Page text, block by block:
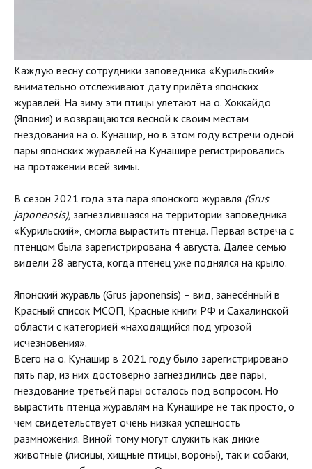
Каждую весну сотрудники заповедника «Курильский»
внимательно отслеживают дату прилёта японских
журавлей. На зиму эти птицы улетают на о. Хоккайдо
(Япония) и возвращаются весной к своим местам
гнездования на о. Кунашир, но в этом году встречи одной
пары японских журавлей на Кунашире регистрировались
на протяжении всей зимы.
В сезон 2021 года эта пара японского журавля (Grus
japonensis), загнездившаяся на территории заповедника
«Курильский», смогла вырастить птенца. Первая встреча с
птенцом была зарегистрирована 4 августа. Далее семью
видели 28 августа, когда птенец уже поднялся на крыло.
Японский журавль (Grus japonensis) – вид, занесённый в
Красный список МСОП, Красные книги РФ и Сахалинской
области с категорией «находящийся под угрозой
исчезновения».
Всего на о. Кунашир в 2021 году было зарегистрировано
пять пар, из них достоверно загнездились две пары,
гнездование третьей пары осталось под вопросом. Но
вырастить птенца журавлям на Кунашире не так просто, о
чем свидетельствует очень низкая успешность
размножения. Виной тому могут служить как дикие
животные (лисицы, хищные птицы, вороны), так и собаки,